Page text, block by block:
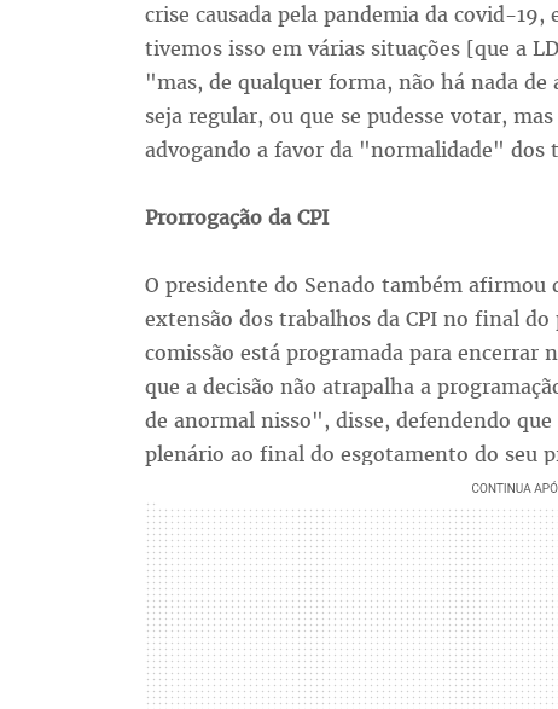
crise causada pela pandemia da covid-
tivemos isso em várias situações [que a
"mas, de qualquer forma, não há nada
seja regular, ou que se pudesse votar,
advogando a favor da "normalidade" dos
Prorrogação da CPI
O presidente do Senado também afirmou
extensão dos trabalhos da CPI no final
comissão está programada para encerrar
que a decisão não atrapalha a
de anormal nisso", disse, defendendo
plenário ao final do esgotamento do seu